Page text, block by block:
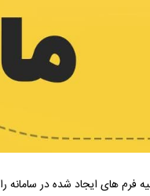
های ایجاد شده در سامانه